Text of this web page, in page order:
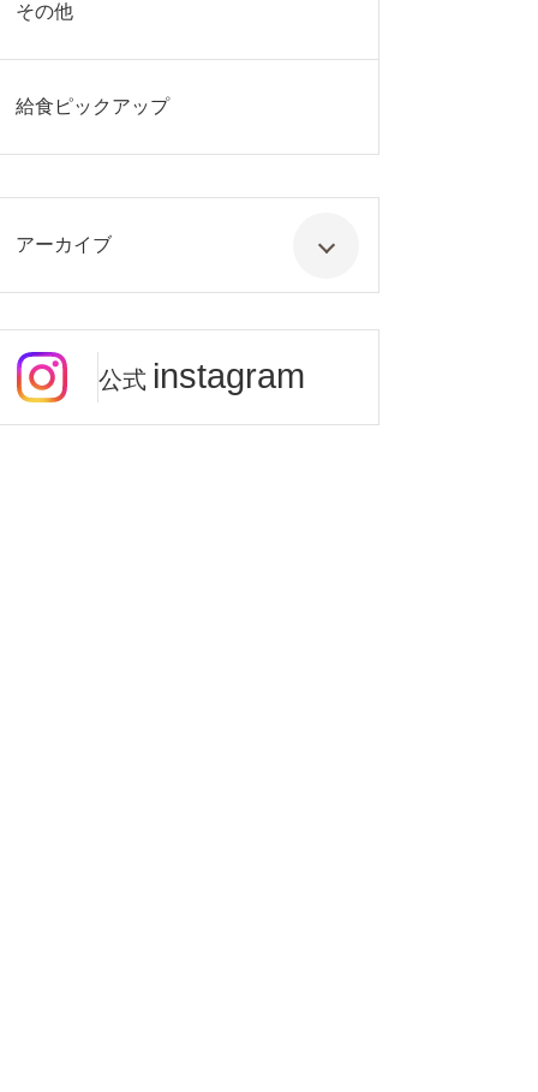
その他
給食ピックアップ
アーカイブ
公式 instagram